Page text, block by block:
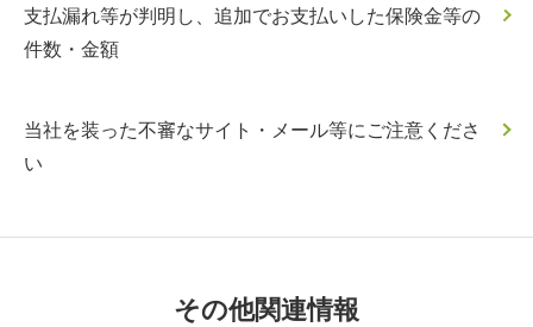
支払漏れ等が判明し、追加でお支払いした保険金等の
件数・金額
当社を装った不審なサイト・メール等にご注意くださ
い
その他関連情報